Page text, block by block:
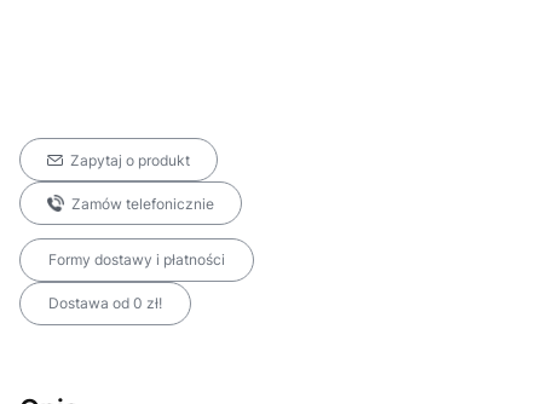
Zapytaj o produkt
Zamów telefonicznie
Formy dostawy i płatności
Dostawa od 0 zł!